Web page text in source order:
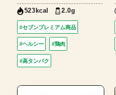
523kcal 2.0g
#セブンプレミアム商品
#ヘルシー #鶏肉
#高タンパク